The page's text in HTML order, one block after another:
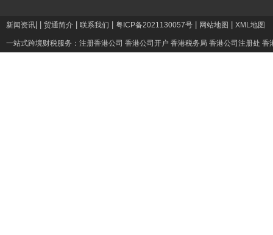
新闻资讯 贸通简介 联系我们 粤ICP备2021130057号 网站地图 XML地图
一站式跨境财税服务： 注册香港公司 香港公司开户 香港税务局 香港公司注册处 香